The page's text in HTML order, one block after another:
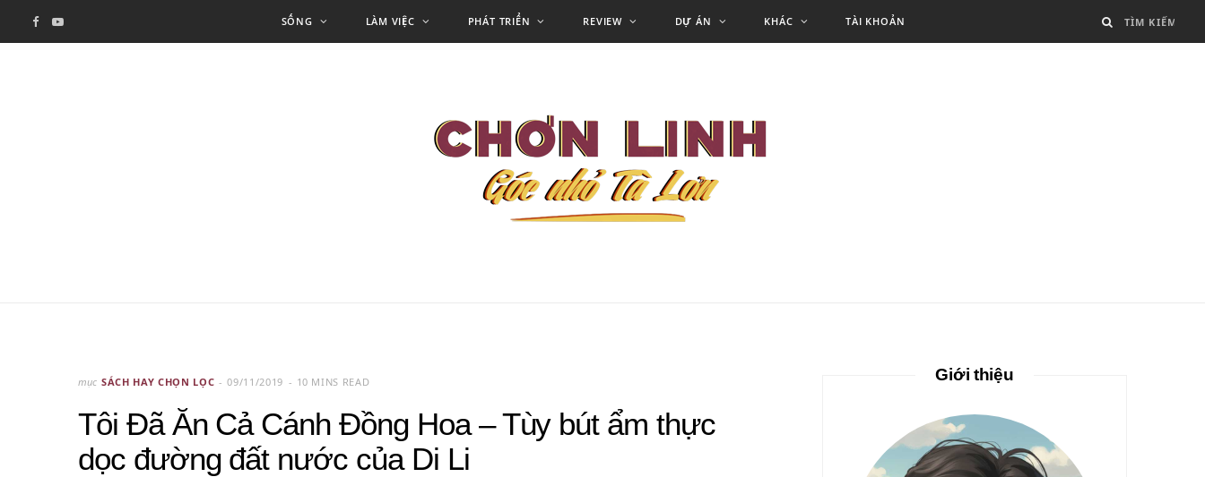
F Y SỐNG LÀM VIỆC PHÁT TRIỂN REVIEW DỰ ÁN KHÁC TÀI KHOẢN
mục SÁCH HAY CHỌN LỌC 09/11/2019 10 MINS READ
Tôi Đã Ăn Cả Cánh Đồng Hoa – Tùy bút ẩm thực
dọc đường đất nước của Di Li
Giới thiệu